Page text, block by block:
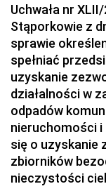
Dziennik
Dziennik
Dziennik
Kolejowego
Dziennik
Technologii
Dziennik
Dziennik
Państwowych
Uchwała nr
Stąporkowie z
sprawie
spełniać
uzyskanie
działalności w
odpadów
nieruchomości
się o uzyskanie
zbiorników
nieczystości